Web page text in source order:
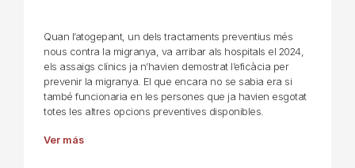
Quan l’atogepant, un dels tractaments preventius més
nous contra la migranya, va arribar als hospitals el 2024,
els assaigs clínics ja n’havien demostrat l’eficàcia per
prevenir la migranya. El que encara no se sabia era si
també funcionaria en les persones que ja havien esgotat
totes les altres opcions preventives disponibles.
Ver más